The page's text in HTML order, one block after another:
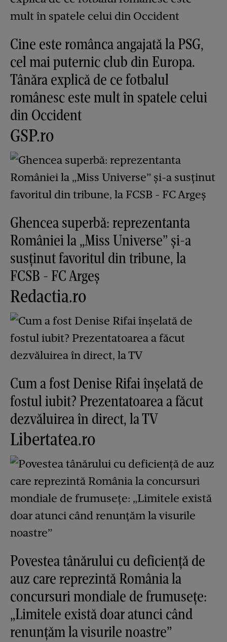
Cine este românca angajată la PSG,
cel mai puternic club din Europa.
Tânăra explică de ce fotbalul
românesc este mult în spatele celui
din Occident
GSP.ro
Ghencea superbă: reprezentanta
României la „Miss Universe” și-a
susținut favoritul din tribune, la
FCSB - FC Argeș
Redactia.ro
Cum a fost Denise Rifai înșelată de
fostul iubit? Prezentatoarea a făcut
dezvăluirea în direct, la TV
Libertatea.ro
Povestea tânărului cu deficiență de
auz care reprezintă România la
concursuri mondiale de frumusețe:
„Limitele există doar atunci când
renunțăm la visurile noastre”